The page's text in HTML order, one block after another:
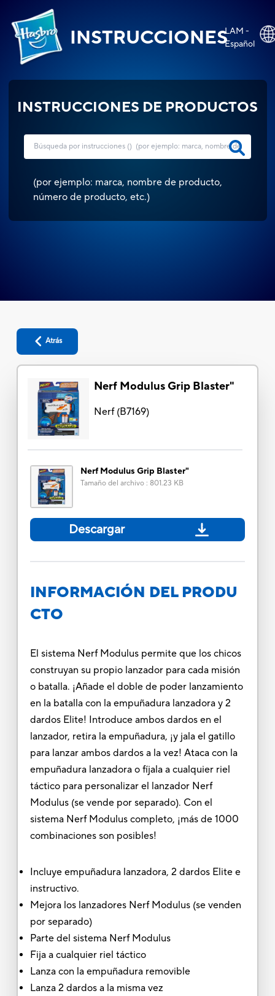
INSTRUCCIONESLAM -
Español
INSTRUCCIONES DE PRODUCTOS
(por ejemplo: marca, nombre de producto,
número de producto, etc.)
Atrás
Nerf Modulus Grip Blaster"
Nerf(B7169)
Nerf Modulus Grip Blaster"
Tamaño del archivo: 801.23 KB
Descargar
INFORMACIÓN DEL PRODU
CTO
El sistema Nerf Modulus permite que los chicos
construyan su propio lanzador para cada misión
o batalla. ¡Añade el doble de poder lanzamiento
en la batalla con la empuñadura lanzadora y 2
dardos Elite! Introduce ambos dardos en el
lanzador, retira la empuñadura, ¡y jala el gatillo
para lanzar ambos dardos a la vez! Ataca con la
empuñadura lanzadora o fíjala a cualquier riel
táctico para personalizar el lanzador Nerf
Modulus (se vende por separado). Con el
sistema Nerf Modulus completo, ¡más de 1000
combinaciones son posibles!
Incluye empuñadura lanzadora, 2 dardos Elite e
instructivo.
Mejora los lanzadores Nerf Modulus (se venden
por separado)
Parte del sistema Nerf Modulus
Fija a cualquier riel táctico
Lanza con la empuñadura removible
Lanza 2 dardos a la misma vez